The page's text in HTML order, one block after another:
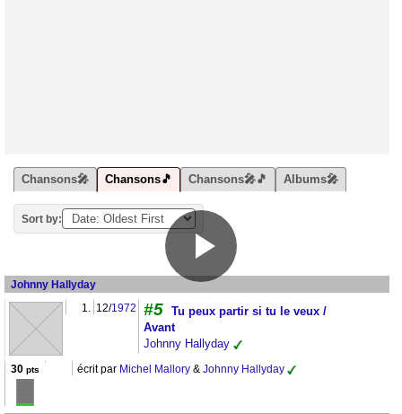
Chansons🎤 Chansons🎵 Chansons🎤🎵 Albums🎤
Sort by:
Johnny Hallyday
1. 12/1972 #5 Tu peux partir si tu le veux /
Avant
Johnny Hallyday
30 pts écrit par Michel Mallory & Johnny Hallyday